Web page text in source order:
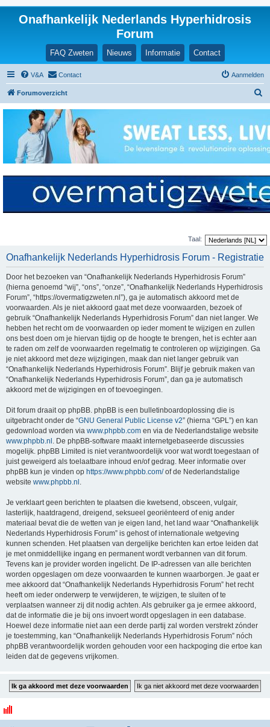
Onafhankelijk Nederlands Hyperhidrosis
Forum
FAQ Zweten Nieuws Informatie Contact
V&A Contact Aanmelden
Forumoverzicht
k
Taal:
Onafhankelijk Nederlands Hyperhidrosis Forum - Registratie
Door het bezoeken van “Onafhankelijk Nederlands Hyperhidrosis Forum”
(hierna genoemd “wij”, “ons”, “onze”, “Onafhankelijk Nederlands Hyperhidrosis
Forum”, “https://overmatigzweten.nl”), ga je automatisch akkoord met de
voorwaarden. Als je niet akkoord gaat met deze voorwaarden, bezoek of
gebruik “Onafhankelijk Nederlands Hyperhidrosis Forum” dan niet langer. We
hebben het recht om de voorwaarden op ieder moment te wijzigen en zullen
ons best doen om je hiervan tijdig op de hoogte te brengen, het is echter aan
te raden om zelf de voorwaarden regelmatig te controleren op wijzigingen. Ga
je niet akkoord met deze wijzigingen, maak dan niet langer gebruik van
“Onafhankelijk Nederlands Hyperhidrosis Forum”. Blijf je gebruik maken van
“Onafhankelijk Nederlands Hyperhidrosis Forum”, dan ga je automatisch
akkoord met de wijzigingen en of toevoegingen.
Dit forum draait op phpBB. phpBB is een bulletinboardoplossing die is
uitgebracht onder de “GNU General Public License v2” (hierna “GPL”) en kan
gedownload worden via www.phpbb.com en via de Nederlandstalige website
www.phpbb.nl . De phpBB-software maakt internetgebaseerde discussies
mogelijk. phpBB Limited is niet verantwoordelijk voor wat wordt toegestaan of
juist geweigerd als toelaatbare inhoud en/of gedrag. Meer informatie over
phpBB kun je vinden op https://www.phpbb.com/of de Nederlandstalige
website www.phpbb.nl
Je verklaart geen berichten te plaatsen die kwetsend, obsceen, vulgair,
lasterlijk, haatdragend, dreigend, seksueel georiënteerd of enig ander
materiaal bevat die de wetten van je eigen land, het land waar “Onafhankelijk
Nederlands Hyperhidrosis Forum” is gehost of internationale wetgeving
kunnen schenden. Het plaatsen van dergelijke berichten kan ertoe leiden dat
je met onmiddellijke ingang en permanent wordt verbannen van dit forum.
Tevens kan je provider worden ingelicht. De IP-adressen van alle berichten
worden opgeslagen om deze voorwaarden te kunnen waarborgen. Je gaat er
mee akkoord dat “Onafhankelijk Nederlands Hyperhidrosis Forum” het recht
heeft om ieder onderwerp te verwijderen, te wijzigen, te sluiten of te
verplaatsen wanneer zij dit nodig achten. Als gebruiker ga je ermee akkoord,
dat de informatie die je bij ons invoert wordt opgeslagen in een database.
Hoewel deze informatie niet aan een derde partij zal worden verstrekt zónder
je toestemming, kan “Onafhankelijk Nederlands Hyperhidrosis Forum” nóch
phpBB verantwoordelijk worden gehouden voor een hackpoging die ertoe kan
leiden dat de gegevens vrijkomen.